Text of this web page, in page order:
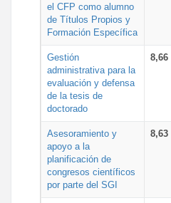
el CFP como alumno
de Títulos Propios y
Formación Específica
Gestión
administrativa para la
evaluación y defensa
de la tesis de
doctorado
8,66
Asesoramiento y
apoyo a la
planificación de
congresos científicos
por parte del SGI
8,63